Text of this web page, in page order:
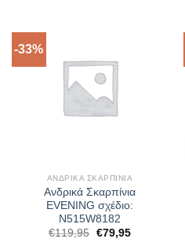
-33%
ΑΝΔΡΙΚΆ ΣΚΑΡΠΊΝΙΑ
Ανδρικά Σκαρπίνια
EVENING σχέδιο:
N515W8182
€119,95 Original
€79,95Η